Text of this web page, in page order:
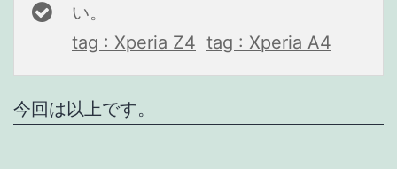
い。
tag : Xperia Z4 tag : Xperia A4
今回は以上です。